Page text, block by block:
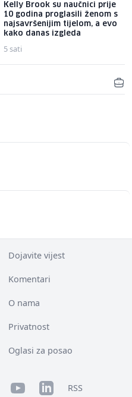
Kelly Brook su naučnici prije
10 godina proglasili ženom s
najsavršenijim tijelom, a evo
kako danas izgleda
5 sati
Dojavite vijest
Komentari
O nama
Privatnost
Oglasi za posao
YouTubeLinkedInRSS